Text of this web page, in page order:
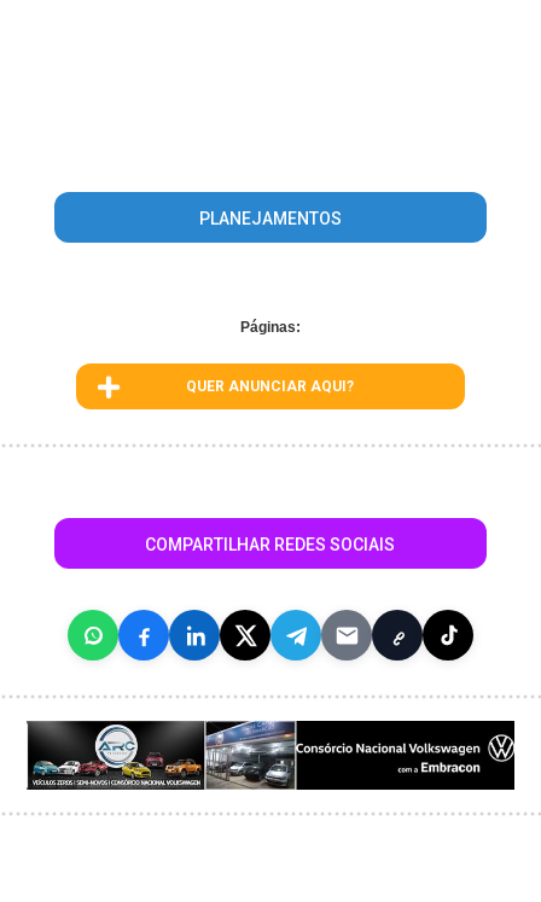
PLANEJAMENTOS
Páginas:
QUER ANUNCIAR AQUI?
COMPARTILHAR REDES SOCIAIS